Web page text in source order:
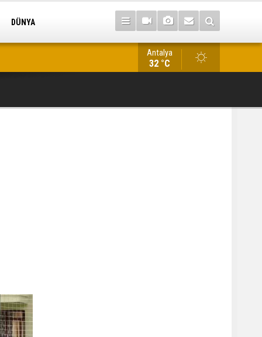
DÜNYA
Antalya’da kaçakçılık operasyonu: 22 tarihi eser ele geçirildi
Antalya
32 °C